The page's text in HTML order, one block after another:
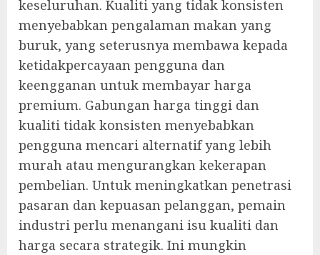
keseluruhan. Kualiti yang tidak konsisten
menyebabkan pengalaman makan yang
buruk, yang seterusnya membawa kepada
ketidakpercayaan pengguna dan
keengganan untuk membayar harga
premium. Gabungan harga tinggi dan
kualiti tidak konsisten menyebabkan
pengguna mencari alternatif yang lebih
murah atau mengurangkan kekerapan
pembelian. Untuk meningkatkan penetrasi
pasaran dan kepuasan pelanggan, pemain
industri perlu menangani isu kualiti dan
harga secara strategik. Ini mungkin